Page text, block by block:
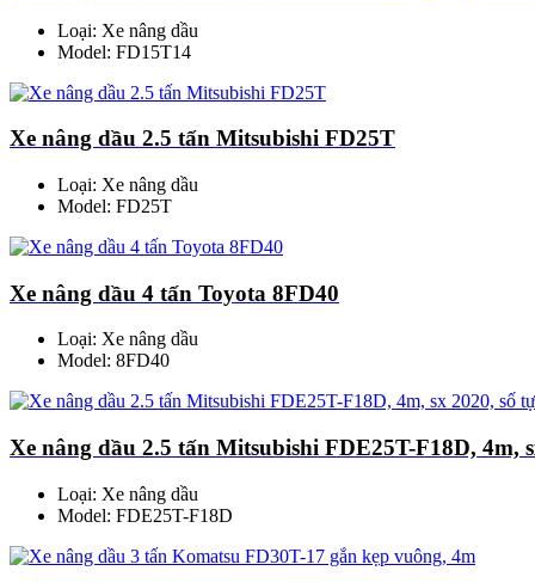
Loại: Xe nâng dầu
Model: FD15T14
Xe nâng dầu 2.5 tấn Mitsubishi FD25T
Loại: Xe nâng dầu
Model: FD25T
Xe nâng dầu 4 tấn Toyota 8FD40
Loại: Xe nâng dầu
Model: 8FD40
Xe nâng dầu 2.5 tấn Mitsubishi FDE25T-F18D, 4m,
Loại: Xe nâng dầu
Model: FDE25T-F18D